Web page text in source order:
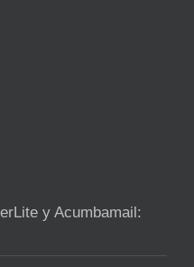
y Acumbamail: